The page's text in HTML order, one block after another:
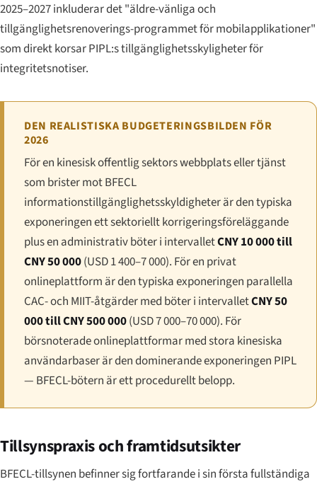
2025–2027 inkluderar det "äldre-vänliga och
tillgänglighetsrenoverings-programmet för mobilapplikationer"
som direkt korsar PIPL:s tillgänglighetsskyligheter för
integritetsnotiser.
DEN REALISTISKA BUDGETERINGSBILDEN FÖR
2026
För en kinesisk offentlig sektors webbplats eller tjänst
som brister mot BFECL
informationstillgänglighetsskyldigheter är den typiska
exponeringen ett sektoriellt korrigeringsföreläggande
plus en administrativ böter i intervalletCNY 10 000 till
CNY 50 000(USD 1 400–7 000). För en privat
onlineplattform är den typiska exponeringen parallella
CAC- och MIIT-åtgärder med böter i intervalletCNY 50
000 till CNY 500 000(USD 7 000–70 000). För
börsnoterade onlineplattformar med stora kinesiska
användarbaser är den dominerande exponeringen PIPL
— BFECL-bötern är ett procedurellt belopp.
Tillsynspraxis och framtidsutsikter
BFECL-tillsynen befinner sig fortfarande i sin första fullständiga